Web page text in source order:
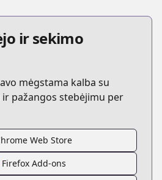
ir sekimo
mėgstama kalba su
pažangos stebėjimu per
Web Store
Firefox Add-ons